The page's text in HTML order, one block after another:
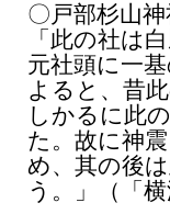
〇戸部杉山神
「此の社は
元社頭に一
よると、昔
しかるに此
た。故に神
め、其の後
う。」（「